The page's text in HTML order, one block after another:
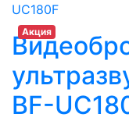
Акция
BF-